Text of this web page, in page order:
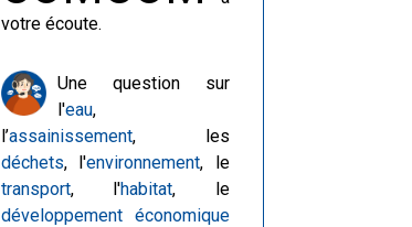
votre écoute.
Une question sur
l'eau,
l’assainissement, les
déchets, l'environnement, le
transport, l'habitat, le
développement économique